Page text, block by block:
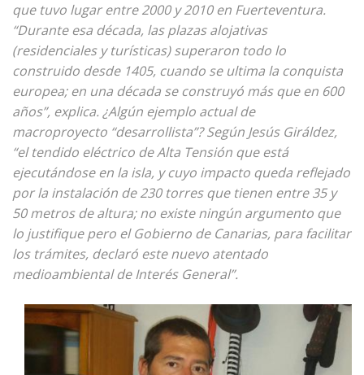
que tuvo lugar entre 2000 y 2010 en Fuerteventura.
“Durante esa década, las plazas alojativas
(residenciales y turísticas) superaron todo lo
construido desde 1405, cuando se ultima la conquista
europea; en una década se construyó más que en 600
años”, explica. ¿Algún ejemplo actual de
macroproyecto “desarrollista”? Según Jesús Giráldez,
“el tendido eléctrico de Alta Tensión que está
ejecutándose en la isla, y cuyo impacto queda reflejado
por la instalación de 230 torres que tienen entre 35 y
50 metros de altura; no existe ningún argumento que
lo justifique pero el Gobierno de Canarias, para facilitar
los trámites, declaró este nuevo atentado
medioambiental de Interés General”.